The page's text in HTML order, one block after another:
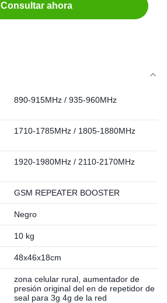
Consultar ahora
890-915MHz / 935-960MHz
1710-1785MHz / 1805-1880MHz
1920-1980MHz / 2110-2170MHz
GSM REPEATER BOOSTER
Negro
10 kg
48x46x18cm
zona celular rural, aumentador de
presión original del en de repetidor de
seal para 3g 4g de la red